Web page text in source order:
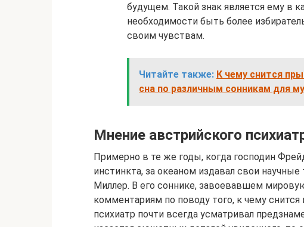
будущем. Такой знак является ему в
необходимости быть более
своим чувствам.
Читайте также: К чему снится
сна по различным сонникам для
Мнение австрийского
Примерно в те же годы, когда господин
инстинкта, за океаном издавал свои
Миллер. В его соннике, завоевавшем
комментариям по поводу того, к чему
психиатр почти всегда усматривал